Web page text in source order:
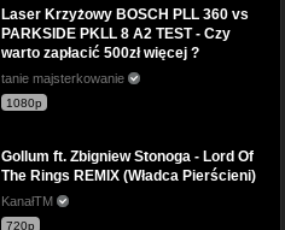
Laser Krzyżowy BOSCH PLL 360 vs
PARKSIDE PKLL 8 A2 TEST - Czy
warto zapłacić 500zł więcej ?
tanie majsterkowanie
1080p
Gollum ft. Zbigniew Stonoga - Lord Of
The Rings REMIX (Władca Pierścieni)
KanałTM
720p